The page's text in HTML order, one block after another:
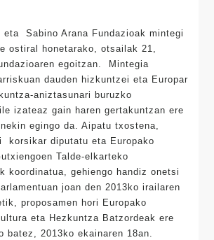
eta Sabino Arana Fundazioak mintegi
ostiral honetarako, otsailak 21,
egoitzan. Mintegia
dauden hizkuntzei eta Europar
aniztasunari buruzko
izateaz gain haren gertakuntzan ere
egingo da. Aipatu txostena,
korsikar diputatu eta Europako
Talde-elkarteko
koordinatua, gehiengo handiz onetsi
joan den 2013ko irailaren
proposamen hori Europako
eta Hezkuntza Batzordeak ere
batez, 2013ko ekainaren 18an.